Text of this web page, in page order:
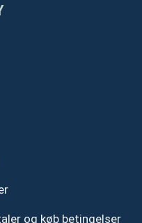
og køb betingelser